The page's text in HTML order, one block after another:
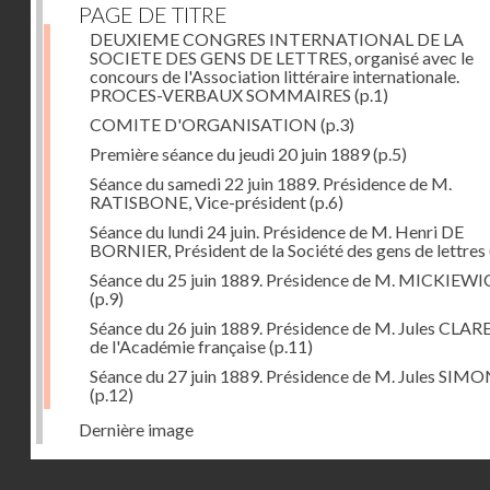
PAGE DE TITRE
DEUXIEME CONGRES INTERNATIONAL DE LA
SOCIETE DES GENS DE LETTRES, organisé avec le
concours de l'Association littéraire internationale.
PROCES-VERBAUX SOMMAIRES (p.1)
COMITE D'ORGANISATION (p.3)
Première séance du jeudi 20 juin 1889(p.5)
Séance du samedi 22 juin 1889. Présidence de M.
RATISBONE, Vice-président(p.6)
Séance du lundi 24 juin. Présidence de M. Henri DE
BORNIER, Président de la Société des gens de lettres
Séance du 25 juin 1889. Présidence de M.
(p.9)
Séance du 26 juin 1889. Présidence de M. Jules
de l'Académie française(p.11)
Séance du 27 juin 1889. Présidence de M. Jules
(p.12)
Dernière image